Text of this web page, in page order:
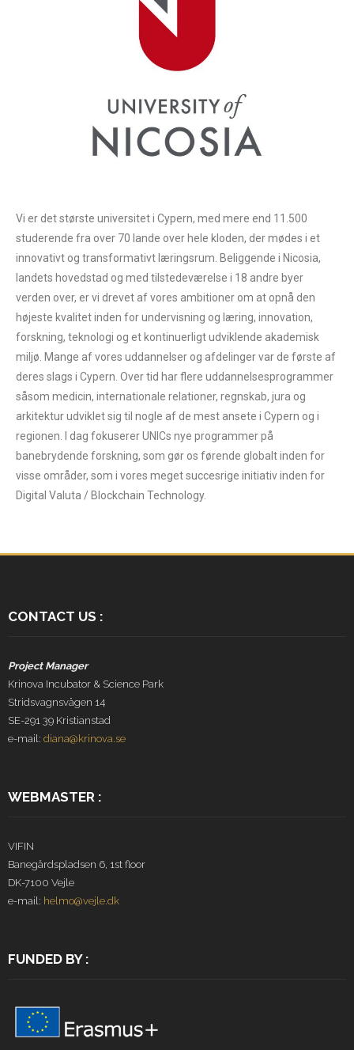
Vi er det største universitet i Cypern, med mere end 11.500
studerende fra over 70 lande over hele kloden, der mødes i et
innovativt og transformativt læringsrum. Beliggende i Nicosia,
landets hovedstad og med tilstedeværelse i 18 andre byer
verden over, er vi drevet af vores ambitioner om at opnå den
højeste kvalitet inden for undervisning og læring, innovation,
forskning, teknologi og et kontinuerligt udviklende akademisk
miljø. Mange af vores uddannelser og afdelinger var de første af
deres slags i Cypern. Over tid har flere uddannelsesprogrammer
såsom medicin, internationale relationer, regnskab, jura og
arkitektur udviklet sig til nogle af de mest ansete i Cypern og i
regionen. I dag fokuserer UNICs nye programmer på
banebrydende forskning, som gør os førende globalt inden for
visse områder, som i vores meget succesrige initiativ inden for
Digital Valuta / Blockchain Technology.
CONTACT US :
Project Manager
Krinova Incubator & Science Park
Stridsvagnsvägen 14
SE-291 39 Kristianstad
e-mail: diana@krinova.se
WEBMASTER :
VIFIN
Banegårdspladsen 6, 1st floor
DK-7100 Vejle
e-mail: helmo@vejle.dk
FUNDED BY :